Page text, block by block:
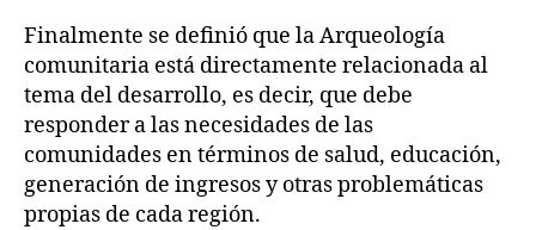
Finalmente se definió que la Arqueología
comunitaria está directamente relacionada al
tema del desarrollo, es decir, que debe
responder a las necesidades de las
comunidades en términos de salud, educación,
generación de ingresos y otras problemáticas
propias de cada región.